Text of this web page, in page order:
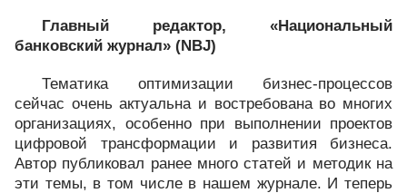
Главный редактор, «Национальный
банковский журнал» (NBJ)
Тематика оптимизации бизнес-процессов
сейчас очень актуальна и востребована во многих
организациях, особенно при выполнении проектов
цифровой трансформации и развития бизнеса.
Автор публиковал ранее много статей и методик на
эти темы, в том числе в нашем журнале. И теперь